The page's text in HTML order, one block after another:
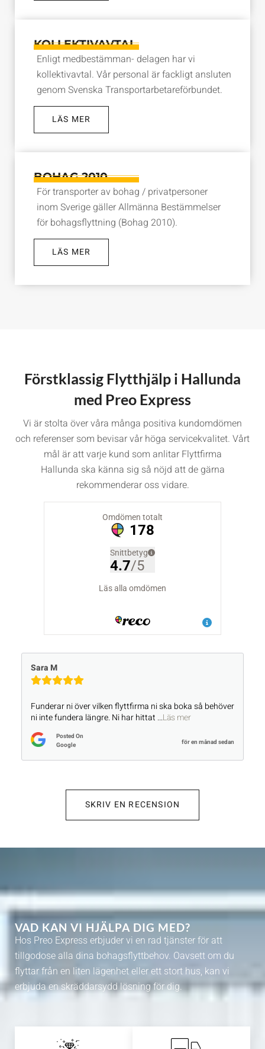
KOLLEKTIVAVTAL
Enligt medbestämman- delagen har vi
kollektivavtal. Vår personal är fackligt ansluten
genom Svenska Transportarbetareförbundet.
LÄS MER
BOHAG 2010
För transporter av bohag / privatpersoner
inom Sverige gäller Allmänna Bestämmelser
för bohagsflyttning (Bohag 2010).
LÄS MER
Förstklassig Flytthjälp i Hallunda
med Preo Express
Vi är stolta över våra många positiva kundomdömen
och referenser som bevisar vår höga servicekvalitet. Vårt
mål är att varje kund som anlitar Flyttfirma
Hallunda ska känna sig så nöjd att de gärna
rekommenderar oss vidare.
ni över vilken flyttfirma ni ska boka så behöver
längre. Ni har hittat...Läs mer
SKRIV EN RECENSION
VAD KAN VI HJÄLPA DIG MED?
Hos Preo Express erbjuder vi en rad tjänster för att
tillgodose alla dina bohagsflyttbehov. Oavsett om du
flyttar från en liten lägenhet eller ett stort hus, kan vi
erbjuda en skräddarsydd lösning för dig.